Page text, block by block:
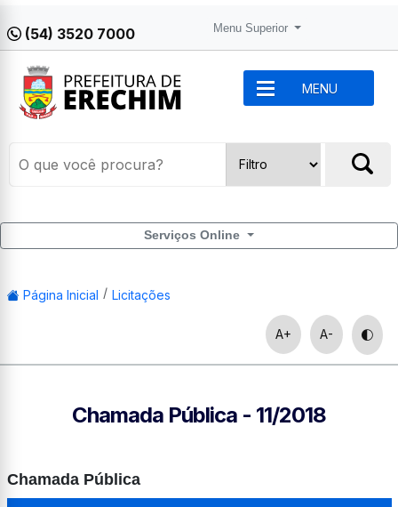
(54) 3520 7000 Menu Superior
MENU
Serviços Online
Página Inicial Licitações
A+ A-
Chamada Pública - 11/2018
Chamada Pública